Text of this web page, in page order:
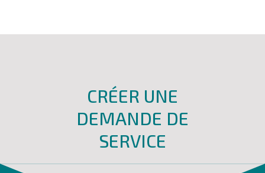
CRÉER UNE
DEMANDE DE
SERVICE